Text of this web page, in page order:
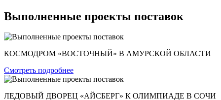
Выполненные проекты поставок
КОСМОДРОМ «ВОСТОЧНЫЙ» В АМУРСКОЙ ОБЛАСТИ
Смотреть подробнее
ЛЕДОВЫЙ ДВОРЕЦ «АЙСБЕРГ» К ОЛИМПИАДЕ В СОЧИ